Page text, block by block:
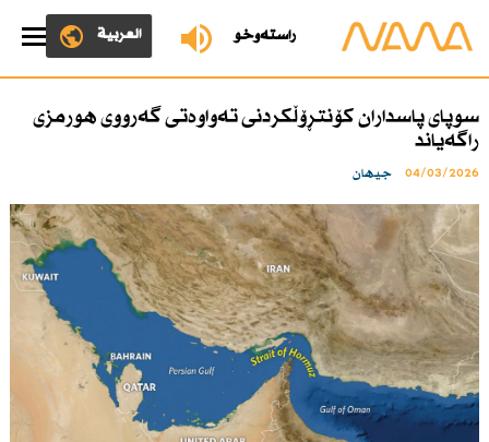
ڕاستەوخۆ العربية
سوپای پاسداران كۆنتڕۆڵكردنی‌ تەواوەتی گەرووی هورمزی
راگەیاند
04/03/2026 جیهان